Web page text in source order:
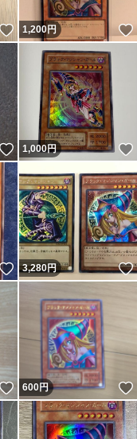
いいね！
1,200円
いいね！
1,000円
いいね！
3,280円
いいね！
600円